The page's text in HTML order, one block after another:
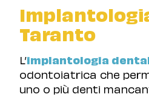
Taranto
L’implantologia
odontoiatrica che
uno o più denti